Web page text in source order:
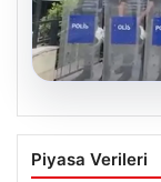
05.08.2026
Avcılar
şüpheli
Piyasa Verileri